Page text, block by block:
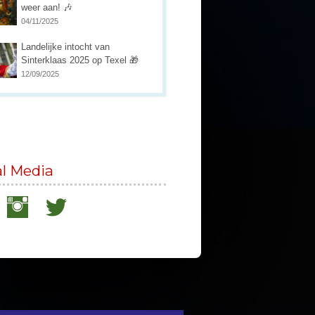
weer aan! 🎶
04/11/2025
Landelijke intocht van
Sinterklaas 2025 op Texel 🎁
12/09/2025
Media